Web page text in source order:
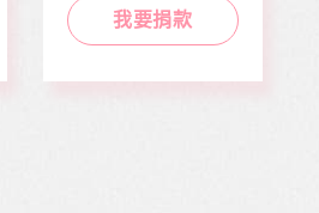
她卻因病無法面試工
作而感到沮喪。婕婕
員，個性活潑開朗，
我要捐款